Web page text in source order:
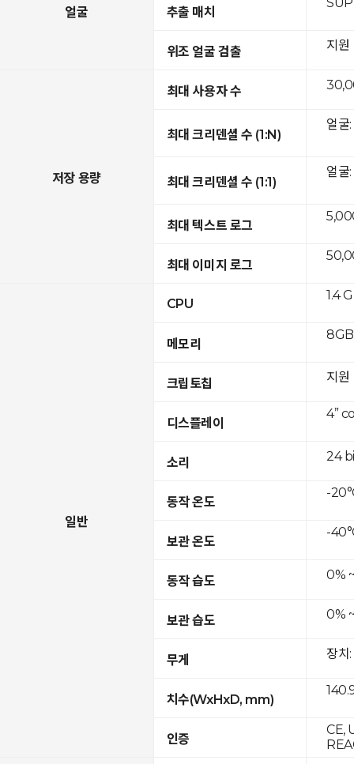
얼굴 추출 매치
위조 얼굴 검출
저장 용량
최대 사용자 수
최대 크리덴셜 수 (1:N)
최대 크리덴셜 수 (1:1)
최대 텍스트 로그
최대 이미지 로그
일반
CPU
메모리
크립토칩
디스플레이
소리
동작 온도
보관 온도
동작 습도
보관 습도
무게
치수(WxHxD, mm)
인증
지원
얼
얼
1.4
지원
4”
24
-
-
0%
0%
장치
CE,